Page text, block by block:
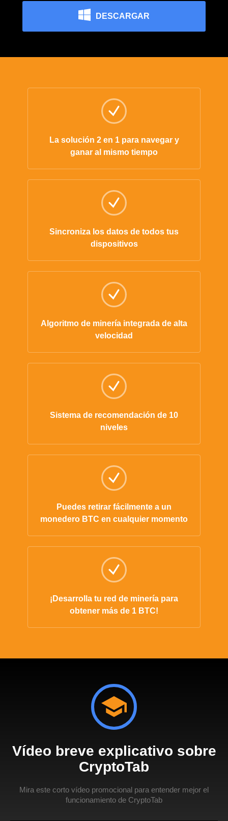
DESCARGAR
La solución 2 en 1 para navegar y
ganar al mismo tiempo
Sincroniza los datos de todos tus
dispositivos
Algoritmo de minería integrada de alta
velocidad
Sistema de recomendación de 10
niveles
Puedes retirar fácilmente a un
monedero BTC en cualquier momento
¡Desarrolla tu red de minería para
obtener más de 1 BTC!
Vídeo breve explicativo sobre
CryptoTab
Mira este corto vídeo promocional para entender mejor el
funcionamiento de CryptoTab